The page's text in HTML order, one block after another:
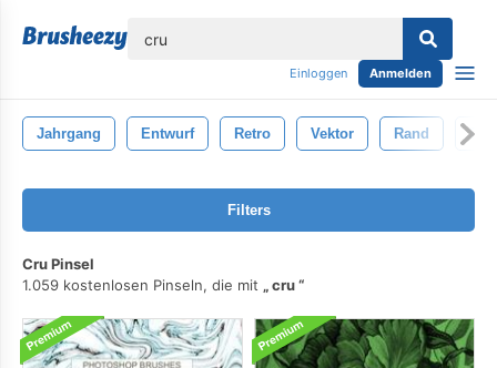
Einloggen Anmelden
Jahrgang Entwurf Retro Vektor Rand
Filters
Cru Pinsel
1.059 kostenlosen Pinseln, die mit
cru